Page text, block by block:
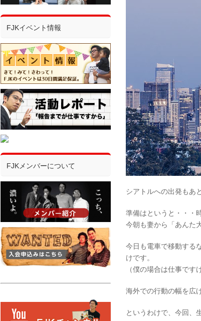
シアトルへの出発もあ
準備はというと・・・
今朝も妻から「あんた
今日も電車で移動する
けです。
（僕の場合は仕事です
海外での行動の幅を広
というわけで、今回、
FJKイベント情報
FJKメンバーについて